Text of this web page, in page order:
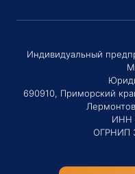
Индивидуальный
690910, Приморский
ИНН
ОГРНИП